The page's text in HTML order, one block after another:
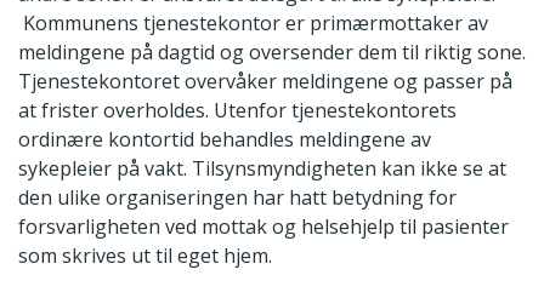
Kommunens tjenestekontor er primærmottaker av
meldingene på dagtid og oversender dem til riktig sone.
Tjenestekontoret overvåker meldingene og passer på
at frister overholdes. Utenfor tjenestekontorets
ordinære kontortid behandles meldingene av
sykepleier på vakt. Tilsynsmyndigheten kan ikke se at
den ulike organiseringen har hatt betydning for
forsvarligheten ved mottak og helsehjelp til pasienter
som skrives ut til eget hjem.